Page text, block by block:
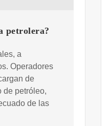
petrolera?
a
Operadores
de
de petróleo,
de las